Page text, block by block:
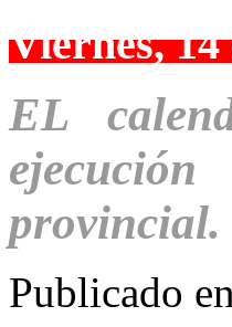
Viernes,
EL
provincial.
Publicado en